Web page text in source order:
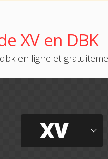
XV en DBK
en ligne et
XV